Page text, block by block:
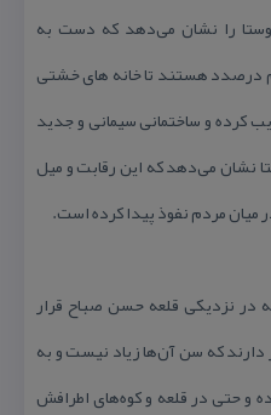
را نشان می‌دهد كه دست به
درصدد هستند تا خانه های خشتی
كرده و ساختمانی سیمانی و جدید
نشان می‌دهد كه این رقابت و میل
میان مردم نفوذ پیدا كرده است.
در نزدیكی قلعه حسن صباح قرار
كه سن آن‌ها زیاد نیست و به
و حتی در قلعه و كوه‌های اطرافش